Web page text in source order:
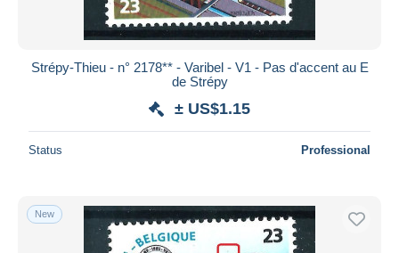
Strépy-Thieu - n° 2178** - Varibel - V1 - Pas d'accent au E
de Strépy
± US$1.15
Status Professional
New